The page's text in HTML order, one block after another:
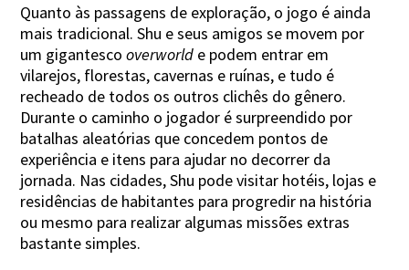
Quanto às passagens de exploração, o jogo é ainda
mais tradicional. Shu e seus amigos se movem por
um gigantescooverworld e podem entrar em
vilarejos, florestas, cavernas e ruínas, e tudo é
recheado de todos os outros clichês do gênero.
Durante o caminho o jogador é surpreendido por
batalhas aleatórias que concedem pontos de
experiência e itens para ajudar no decorrer da
jornada. Nas cidades, Shu pode visitar hotéis, lojas e
residências de habitantes para progredir na história
ou mesmo para realizar algumas missões extras
bastante simples.